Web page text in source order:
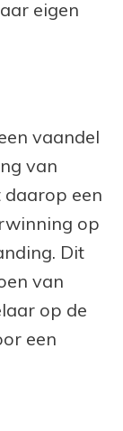
eigen
vaandel
van
daarop een
op
Dit
van
op de
een